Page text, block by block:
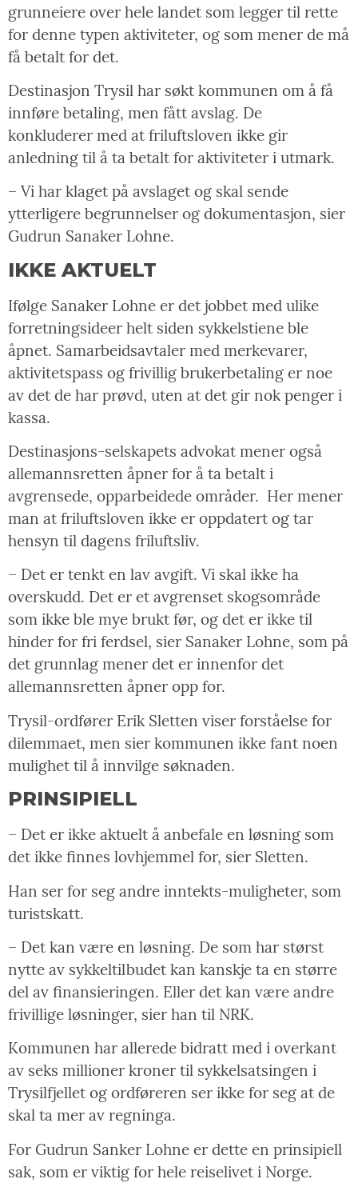
grunneiere over hele landet som legger til rette
for denne typen aktiviteter, og som mener de må
få betalt for det.
Destinasjon Trysil har søkt kommunen om å få
innføre betaling, men fått avslag. De
konkluderer med at friluftsloven ikke gir
anledning til å ta betalt for aktiviteter i utmark.
– Vi har klaget på avslaget og skal sende
ytterligere begrunnelser og dokumentasjon, sier
Gudrun Sanaker Lohne.
IKKE AKTUELT
Ifølge Sanaker Lohne er det jobbet med ulike
forretningsideer helt siden sykkelstiene ble
åpnet. Samarbeidsavtaler med merkevarer,
aktivitetspass og frivillig brukerbetaling er noe
av det de har prøvd, uten at det gir nok penger i
kassa.
Destinasjons-selskapets advokat mener også
allemannsretten åpner for å ta betalt i
avgrensede, opparbeidede områder. Her mener
man at friluftsloven ikke er oppdatert og tar
hensyn til dagens friluftsliv.
– Det er tenkt en lav avgift. Vi skal ikke ha
overskudd. Det er et avgrenset skogsområde
som ikke ble mye brukt før, og det er ikke til
hinder for fri ferdsel, sier Sanaker Lohne, som på
det grunnlag mener det er innenfor det
allemannsretten åpner opp for.
Trysil-ordfører Erik Sletten viser forståelse for
dilemmaet, men sier kommunen ikke fant noen
mulighet til å innvilge søknaden.
PRINSIPIELL
– Det er ikke aktuelt å anbefale en løsning som
det ikke finnes lovhjemmel for, sier Sletten.
Han ser for seg andre inntekts-muligheter, som
turistskatt.
– Det kan være en løsning. De som har størst
nytte av sykkeltilbudet kan kanskje ta en større
del av finansieringen. Eller det kan være andre
frivillige løsninger, sier han til NRK.
Kommunen har allerede bidratt med i overkant
av seks millioner kroner til sykkelsatsingen i
Trysilfjellet og ordføreren ser ikke for seg at de
skal ta mer av regninga.
For Gudrun Sanker Lohne er dette en prinsipiell
sak, som er viktig for hele reiselivet i Norge.